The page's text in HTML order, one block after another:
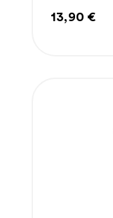
Prix
13,90 €